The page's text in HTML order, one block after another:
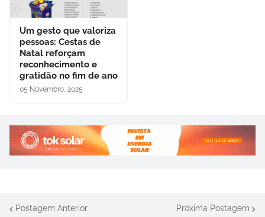
Um gesto que valoriza
pessoas: Cestas de
Natal reforçam
reconhecimento e
gratidão no fim de ano
05 Novembro, 2025
Postagem Anterior Próxima Postagem